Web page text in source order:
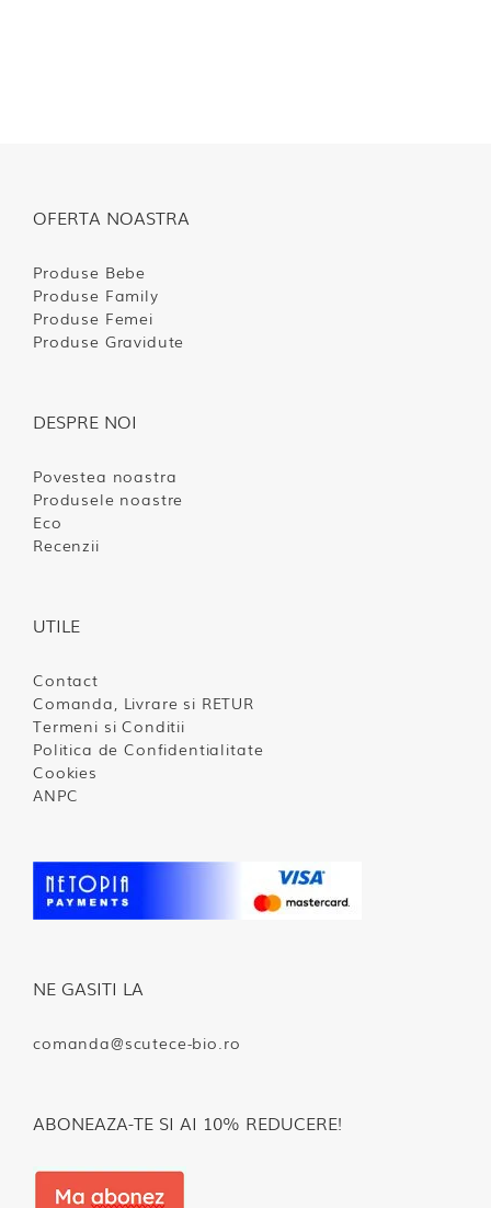
OFERTA NOASTRA
Produse Bebe
Produse Family
Produse Femei
Produse Gravidute
DESPRE NOI
Povestea noastra
Produsele noastre
Eco
Recenzii
UTILE
Contact
Comanda, Livrare si RETUR
Termeni si Conditii
Politica de Confidentialitate
Cookies
ANPC
NE GASITI LA
comanda@scutece-bio.ro
ABONEAZA-TE SI AI 10% REDUCERE!